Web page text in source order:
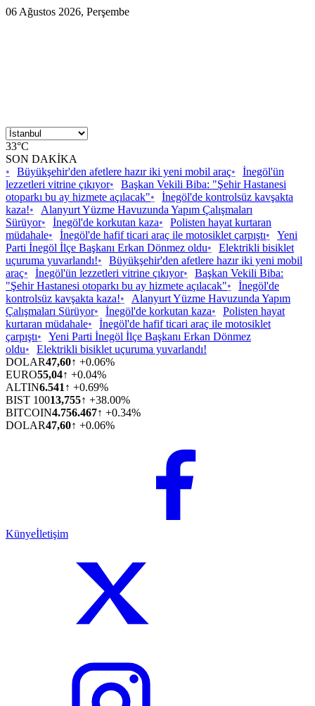
06 Ağustos 2026, Perşembe
33°C
SON DAKİKA
•
Büyükşehir'den afetlere hazır iki yeni mobil araç•
İnegöl'ün
lezzetleri vitrine çıkıyor•
Başkan Vekili Biba: "Şehir Hastanesi
otoparkı bu ay hizmete açılacak"•
İnegöl'de kontrolsüz kavşakta
kaza!•
Alanyurt Yüzme Havuzunda Yapım Çalışmaları
Sürüyor• İnegöl'de korkutan kaza•
Polisten hayat kurtaran
müdahale• İnegöl'de hafif ticari araç ile motosiklet çarpıştı•
Yeni
Parti İnegöl İlçe Başkanı Erkan Dönmez oldu•
Elektrikli bisiklet
uçuruma yuvarlandı!•
Büyükşehir'den afetlere hazır iki yeni mobil
araç• İnegöl'ün lezzetleri vitrine çıkıyor•
Başkan Vekili Biba:
"Şehir Hastanesi otoparkı bu ay hizmete açılacak"•
İnegöl'de
kontrolsüz kavşakta kaza!•
Alanyurt Yüzme Havuzunda Yapım
Çalışmaları Sürüyor• İnegöl'de korkutan kaza•
Polisten hayat
kurtaran müdahale•
İnegöl'de hafif ticari araç ile motosiklet
çarpıştı•
Yeni Parti İnegöl İlçe Başkanı Erkan Dönmez
oldu•
Elektrikli bisiklet uçuruma yuvarlandı!
DOLAR47,60↑ +0.06%
EURO55,04↑ +0.04%
ALTIN6.541 ↑ +0.69%
BIST 10013,755↑ +38.00%
BITCOIN4.756.467↑ +0.34%
DOLAR47,60↑ +0.06%
Künyeİletişim